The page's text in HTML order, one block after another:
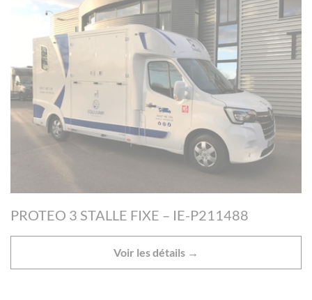
PROTEO 3 STALLE FIXE – IE-P211488
Voir les détails →